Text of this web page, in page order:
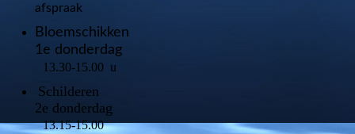
afspraak
Bloemschikken
1e donderdag
13.30-15.00 u
Schilderen
2e donderdag
13.15-15.00